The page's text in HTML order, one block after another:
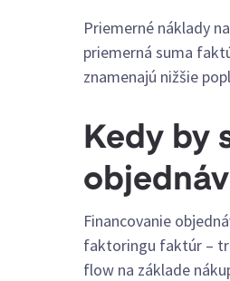
Priemerné náklady
priemerná suma
znamenajú nižšie
Kedy by
Financovanie
faktoringu faktúr –
flow na základe